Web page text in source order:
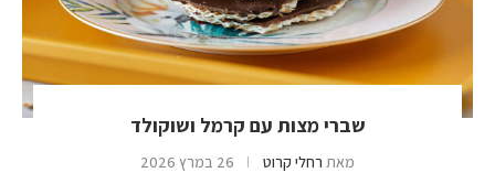
שברי מצות עם קרמל ושוקולד
מאת רחלי קרוט 26 במרץ 2026